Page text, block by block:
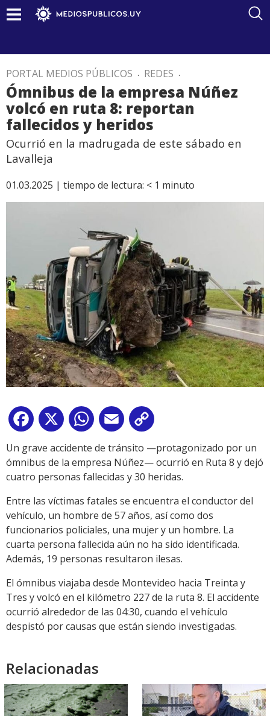
PORTAL MEDIOS PÚBLICOS . REDES .
Ómnibus de la empresa Núñez
volcó en ruta 8: reportan
fallecidos y heridos
Ocurrió en la madrugada de este sábado en
Lavalleja
01.03.2025 | tiempo de lectura: < 1 minuto
Facebook
X WhatsApp
Email
Link
Un grave accidente de tránsito —protagonizado por un
ómnibus de la empresa Núñez— ocurrió en Ruta 8 y dejó
cuatro personas fallecidas y 30 heridas.
Entre las víctimas fatales se encuentra el conductor del
vehículo, un hombre de 57 años, así como dos
funcionarios policiales, una mujer y un hombre. La
cuarta persona fallecida aún no ha sido identificada.
Además, 19 personas resultaron ilesas.
El ómnibus viajaba desde Montevideo hacia Treinta y
Tres y volcó en el kilómetro 227 de la ruta 8. El accidente
ocurrió alrededor de las 04:30, cuando el vehículo
despistó por causas que están siendo investigadas.
Relacionadas